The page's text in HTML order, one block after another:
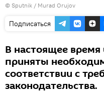
© Sputnik / Murad Orujov
Подписаться
В настоящее время
приняты
соответствии с
законодательства.